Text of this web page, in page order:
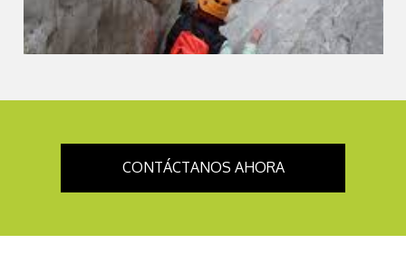
CONTÁCTANOS AHORA